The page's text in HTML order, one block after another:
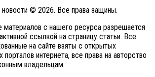
© 2026. Все права защины.
материалов с нашего ресурса разрешается
ссылкой на страницу статьи. Все
на сайте взяты с открытых
порталов интернета, все права на авторство
владельцам.